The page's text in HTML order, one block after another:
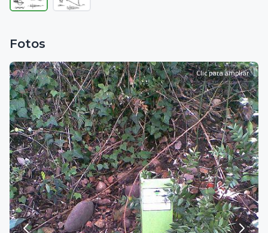
Fotos
Clic para ampliar